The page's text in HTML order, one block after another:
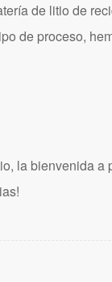
de litio de
de proceso,
la bienvenida